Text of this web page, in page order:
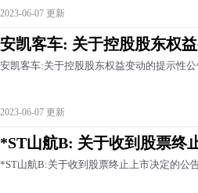
2023-06-07 更新
安凯客车: 关于控股股东权
安凯客车:关于控股股东权益变动的提示性
2023-06-07 更新
*ST山航B: 关于收到股票终
*ST山航B:关于收到股票终止上市决定的公